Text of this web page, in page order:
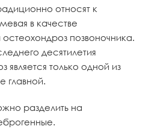
относят к
в качестве
позвоночника.
десятилетия
является только одной из
главной.
разделить на